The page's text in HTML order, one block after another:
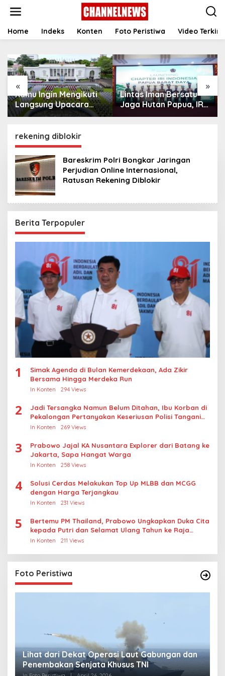
t
Home Indeks Konten Foto Peristiwa Video Terkini
« »
Kamu Ingin Mengikuti
Langsung Upacara
HUT Ke-81
Istana? Ini Link
Pendaftaran Resminya
di Sini
Lintas Iman Bersatu
Jaga Hutan Papua, IRI
Indonesia Resmikan
rekening diblokir
Bareskrim Polri Bongkar Jaringan
Perjudian Online Internasional,
Ratusan Rekening Diblokir
Berita Terpopuler
1
Simak Agenda di Bulan Kemerdekaan, Ada Zikir
Bersama Hingga Merdeka Run
In Konten 294 Views
2
Jadi Tersangka Namun Belum Ditahan, Ibu Korban di
Pekalongan Pertanyakan Keseriusan Polisi Tangani
Kasus Rudapksa Sampai Anaknya Hamil
In Konten 269 Views
3
Prabowo Jajal KA Nusantara Explorer dari Batang ke
Jakarta, Sapa Hangat Warga
In Konten 258 Views
4
Solusi Cerdas Melakukan Top Up MLBB dan MCGG
dengan Harga Terjangkau
In Konten 231 Views
5
Bertemu PM Thailand, Prabowo Ungkapkan Duka Cita
kepada Putri dan Selamat Ulang Tahun ke Raja
Thailand
In Konten 211 Views
Foto Peristiwa
Lihat dari Dekat Operasi Laut Gabungan dan
Penembakan Senjata Khusus TNI